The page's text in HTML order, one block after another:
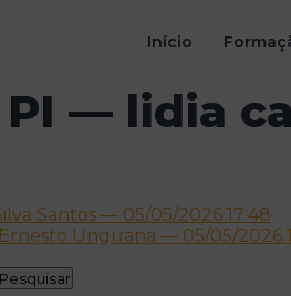
Início
PI — lidia
Santos — 05/05/2026 17:48
Unguana — 05/05/2026
Pesquisar